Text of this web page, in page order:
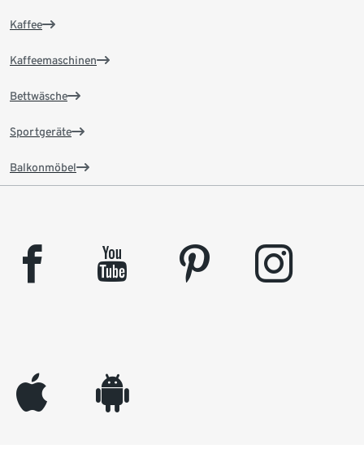
Kaffee
Kaffeemaschinen
Bettwäsche
Sportgeräte
Balkonmöbel
facebook youtube pinterest instagram
appleinc android